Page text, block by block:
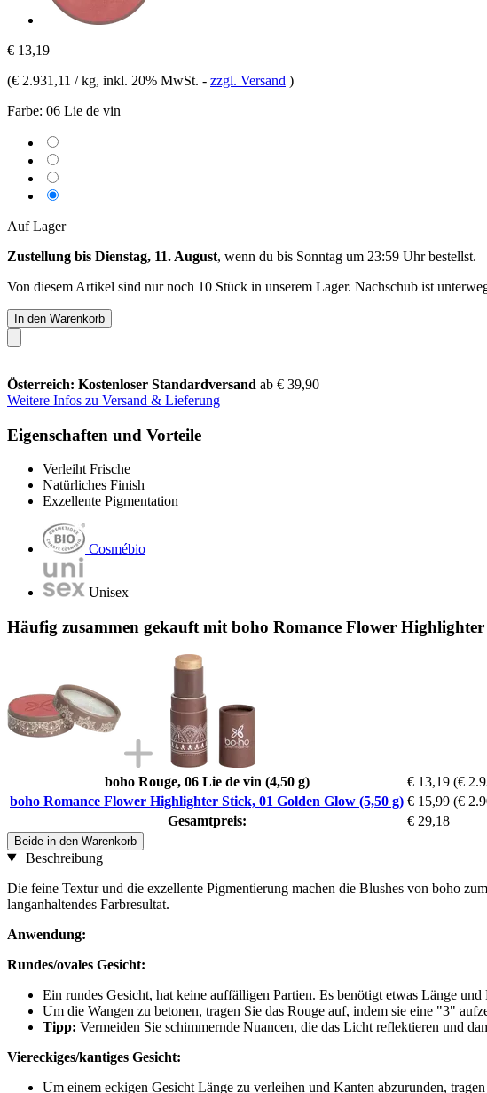
€ 13,19
(€ 2.931,11 / kg, inkl. 20% MwSt. - zzgl. Versand )
Farbe: 06 Lie de vin
Auf Lager
Zustellung bis Dienstag, 11. August, wenn du bis Sonntag um 23:59 Uhrbestellst.
Von diesem Artikel sind nur noch 10 Stück in unserem Lager. Nachschub ist
In den Warenkorb
Österreich: Kostenloser Standardversand ab € 39,90
Weitere Infos zu Versand & Lieferung
Eigenschaften und Vorteile
Verleiht Frische
Natürliches Finish
Exzellente Pigmentation
Cosmébio
Unisex
Häufig zusammen gekauft mit boho Romance Flower
boho Rouge, 06 Lie de vin (4,50 g) € 13,19 (€
boho Romance Flower Highlighter Stick, 01 Golden Glow (5,50 g) € 15,99 (€
Gesamtpreis:
€ 29,18
Beide in den Warenkorb
Beschreibung
Die feine Textur und die exzellente Pigmentierung machen die Blushes von boho
langanhaltendes Farbresultat.
Anwendung:
Rundes/ovales Gesicht:
Ein rundes Gesicht, hat keine auffälligen Partien. Es benötigt etwas Länge
Um die Wangen zu betonen, tragen Sie das Rouge auf, indem sie eine "3"
Tipp: Vermeiden Sie schimmernde Nuancen, die das Licht reflektieren und
Viereckiges/kantiges Gesicht:
Um einem eckigen Gesicht Länge zu verleihen und Kanten abzurunden,